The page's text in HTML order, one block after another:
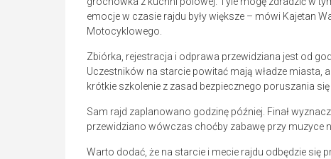
emocje w czasie rajdu były większe – mówi Kajetan
Motocyklowego.
Zbiórka, rejestracja i odprawa przewidziana jest od
Uczestników na starcie powitać mają władze miasta,
krótkie szkolenie z zasad bezpiecznego poruszania
Sam rajd zaplanowano godzinę później. Finał
przewidziano wówczas choćby zabawę przy muzyce
Warto dodać, że na starcie i mecie rajdu odbędzie się